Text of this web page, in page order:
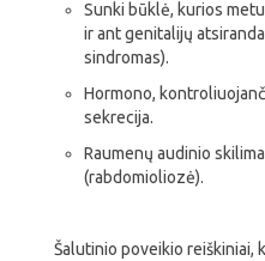
Sunki būklė, kurios
ir ant genitalijų
sindromas).
Hormono,
sekrecija.
Raumenų audinio
(rabdomioliozė).
Šalutinio poveikio reiškiniai,